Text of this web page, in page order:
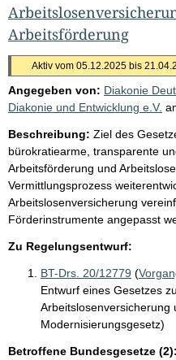
Arbeitsförderung
Aktiv vom 05.12.2025 bis
Angegeben von: Diakonie
Diakonie und Entwicklung e.V.
Beschreibung: Ziel des
bürokratiearme, transparente
Arbeitsförderung und
Vermittlungsprozess
Arbeitslosenversicherung
Förderinstrumente angepasst
Zu Regelungsentwurf:
BT-Drs. 20/12779 (
Entwurf eines Gesetzes
Arbeitslosenversicherung
Modernisierungsgesetz)
Betroffene Bundesgesetze (2):